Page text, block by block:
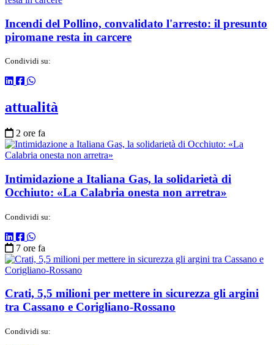
Incendi del Pollino, convalidato l'arresto: il presunto
piromane resta in carcere
Condividi su:
attualità
2 ore fa
Intimidazione a Italiana Gas, la solidarietà di
Occhiuto: «La Calabria onesta non arretra»
Condividi su:
7 ore fa
Crati, 5,5 milioni per mettere in sicurezza gli argini
tra Cassano e Corigliano-Rossano
Condividi su: